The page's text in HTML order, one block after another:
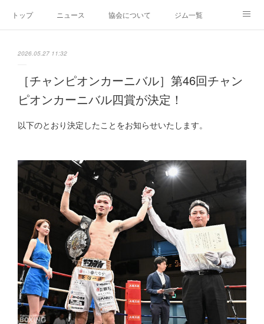
トップ ニュース 協会について ジム一覧
2026.05.27 11:32
［チャンピオンカーニバル］第46回チャン
ピオンカーニバル四賞が決定！
以下のとおり決定したことをお知らせいたします。